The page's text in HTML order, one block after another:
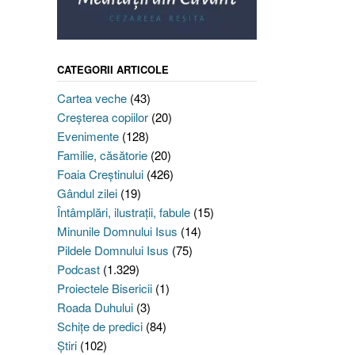
CATEGORII ARTICOLE
Cartea veche(43)
Creşterea copiilor(20)
Evenimente(128)
Familie, căsătorie(20)
Foaia Creştinului(426)
Gândul zilei(19)
Întâmplări, ilustraţii, fabule(15)
Minunile Domnului Isus (14)
Pildele Domnului Isus (75)
Podcast(1.329)
Proiectele Bisericii(1)
Roada Duhului(3)
Schiţe de predici(84)
Ştiri(102)